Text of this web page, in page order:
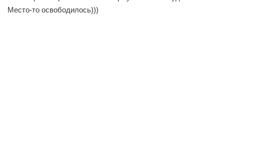
Место-то освободилось)))